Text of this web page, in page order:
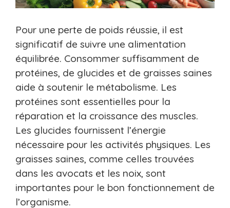
Pour une perte de poids réussie, il est
significatif de suivre une alimentation
équilibrée. Consommer suffisamment de
protéines, de glucides et de graisses saines
aide à soutenir le métabolisme. Les
protéines sont essentielles pour la
réparation et la croissance des muscles.
Les glucides fournissent l’énergie
nécessaire pour les activités physiques. Les
graisses saines, comme celles trouvées
dans les avocats et les noix, sont
importantes pour le bon fonctionnement de
l’organisme.